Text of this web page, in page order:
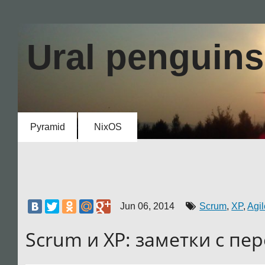
Ural penguins
Scrum и XP: заметки с передовой
Ural penguins
Pyramid NixOS
Jun 06, 2014 Scrum, XP,
Scrum и XP: заметки с